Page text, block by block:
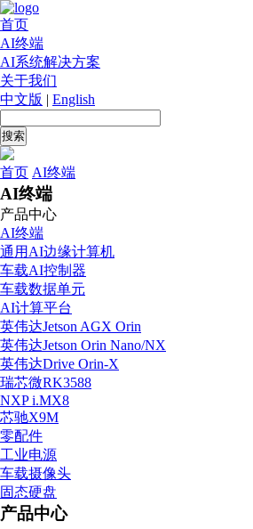
首页
AI终端
AI系统解决方案
关于我们
中文版 | English
首页 AI终端
AI终端
产品中心
AI终端
通用AI边缘计算机
车载AI控制器
车载数据单元
AI计算平台
英伟达Jetson AGX Orin
英伟达Jetson Orin Nano/NX
英伟达Drive Orin-X
瑞芯微RK3588
NXP i.MX8
芯驰X9M
零配件
工业电源
车载摄像头
固态硬盘
产品中心